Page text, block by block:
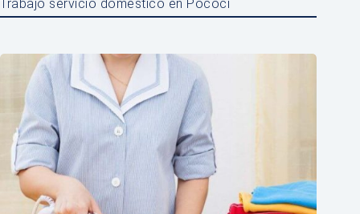
Trabajo servicio doméstico en Pococí